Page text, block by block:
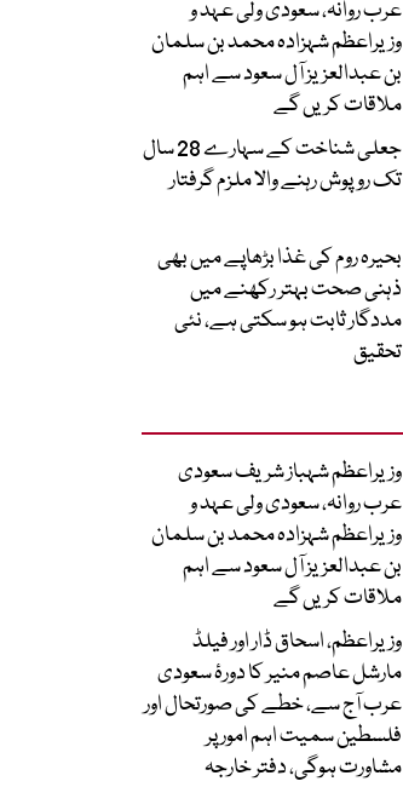
عرب روانہ، سعودی ولی عہد و
وزیراعظم شہزادہ محمد بن سلمان
بن عبدالعزیز آل سعود سے اہم
ملاقات کریں گے
جعلی شناخت کے سہارے 28 سال
تک روپوش رہنے والا ملزم گرفتار
بحیرہ روم کی غذا بڑھاپے میں بھی
ذہنی صحت بہتر رکھنے میں
مددگار ثابت ہو سکتی ہے، نئی
تحقیق
وزیراعظم شہباز شریف سعودی
عرب روانہ، سعودی ولی عہد و
وزیراعظم شہزادہ محمد بن سلمان
بن عبدالعزیز آل سعود سے اہم
ملاقات کریں گے
وزیراعظم، اسحاق ڈار اور فیلڈ
مارشل عاصم منیر کا دورۂ سعودی
عرب آج سے، خطے کی صورتحال اور
فلسطین سمیت اہم امور پر
مشاورت ہوگی، دفتر خارجہ